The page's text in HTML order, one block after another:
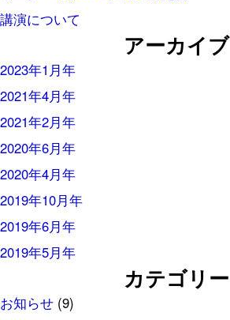
講演について
アーカイブ
2023年1月年
2021年4月年
2021年2月年
2020年6月年
2020年4月年
2019年10月年
2019年6月年
2019年5月年
カテゴリー
お知らせ (9)